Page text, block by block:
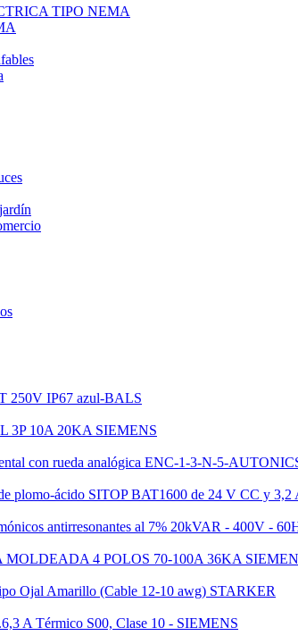
TIPO NEMA
250V IP67 azul-BALS
3P 10A 20KA SIEMENS
con rueda analógica ENC-1-3-N-5-
plomo-ácido SITOP BAT1600 de 24 V CC y 3,2
antirresonantes al 7% 20kVAR - 400V -
4 POLOS 70-100A 36KA
Ojal Amarillo (Cable 12-10 awg) STARKER
A Térmico S00, Clase 10 - SIEMENS